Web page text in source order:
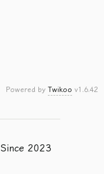
Powered by Twikoo v1.6.42
Since 2023